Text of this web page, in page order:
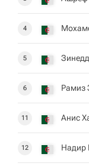
4
5
6 Рамиз
11 Анис
12 Надир